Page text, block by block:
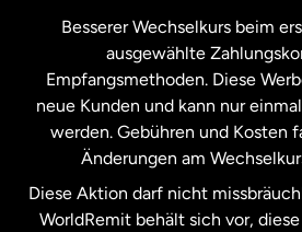
Malaysia
Neuseeland
Niederlande
Besserer Wechselkurs beim
ausgewählte
Empfangsmethoden. Diese
neue Kunden und kann nur
werden. Gebühren und Kosten
Änderungen am
Diese Aktion darf nicht
WorldRemit behält sich vor,